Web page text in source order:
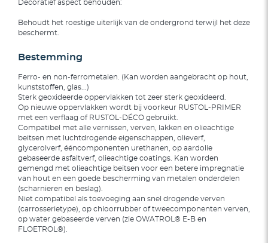
Decoratief aspect behouden:
Behoudt het roestige uiterlijk van de ondergrond terwijl het deze
beschermt.
Bestemming
Ferro- en non-ferrometalen. (Kan worden aangebracht op hout,
kunststoffen, glas...)
Sterk geoxideerde oppervlakken tot zeer sterk geoxideerd.
Op nieuwe oppervlakken wordt bij voorkeur RUSTOL-PRIMER
met een verflaag of RUSTOL-DÉCO gebruikt.
Compatibel met alle vernissen, verven, lakken en olieachtige
beitsen met luchtdrogende eigenschappen, olieverf,
glycerolverf, ééncomponenten urethanen, op aardolie
gebaseerde asfaltverf, olieachtige coatings. Kan worden
gemengd met olieachtige beitsen voor een betere impregnatie
van hout en een goede bescherming van metalen onderdelen
(scharnieren en beslag).
Niet compatibel als toevoeging aan snel drogende verven
(carrosserietype), op chloorrubber of tweecomponenten verven,
op water gebaseerde verven (zie OWATROL® E-B en
FLOETROL®).